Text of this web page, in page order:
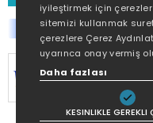
SİTEMİZ
KORUNMAKTADIR.
iyileştirmek için çerezler
sitemizi kullanmak
çerezlere Çerez
uyarınca onay vermiş
Daha fazlası
KESINLIKLE GEREKLI